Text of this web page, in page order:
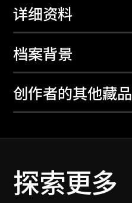
详细资料
档案背景
创作者的其他藏品
探索更多